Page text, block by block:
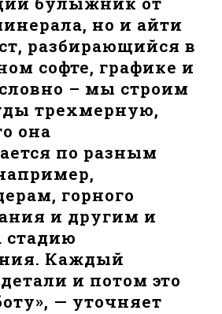
но и айти
разбирающийся в
софте, графике и
– мы строим
трехмерную,
она
по разным
горного
и другим и
стадию
Каждый
и потом это
— уточняет